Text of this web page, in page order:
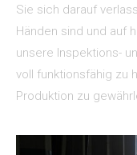
Sie sich darauf
Händen sind und auf
unsere Inspektions-
voll funktionsfähig zu
Produktion zu